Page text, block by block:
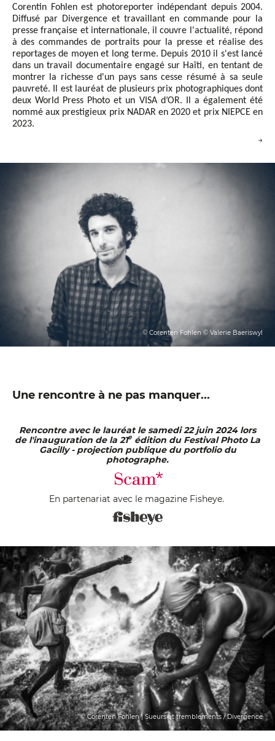
Corentin Fohlen est photoreporter indépendant depuis 2004.
Diffusé par Divergence et travaillant en commande pour la
presse française et internationale, il couvre l'actualité, répond
à des commandes de portraits pour la presse et réalise des
reportages de moyen et long terme. Depuis 2010 il s'est lancé
dans un travail documentaire engagé sur Haïti, en tentant de
montrer la richesse d'un pays sans cesse résumé à sa seule
pauvreté. Il est lauréat de plusieurs prix photographiques dont
deux World Press Photo et un VISA d’OR. Il a également été
nommé aux prestigieux prix NADAR en 2020 et prix NIEPCE en
2023.
→
© Corenten Fohlen © Valerie Baeriswyl
Une rencontre à ne pas manquer...
Rencontre avec le lauréat le samedi 22 juin 2024 lors
de l'inauguration de la 21e édition du Festival Photo La
Gacilly - projection publique du portfolio du
photographe.
En partenariat avec le magazine Fisheye.
© Corenten Fohlen | Sueurs et tremblements / Divergence